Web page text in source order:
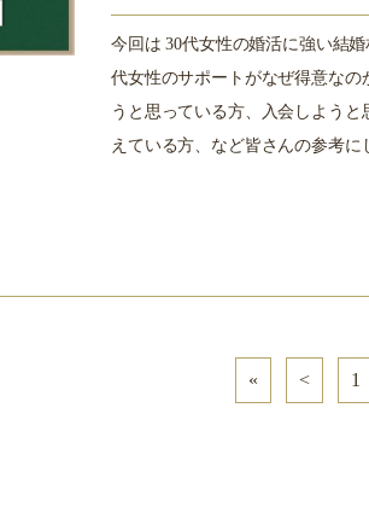
今回は 30代女性の婚活に強い結
代女性のサポートがなぜ得意な
うと思っている方、入会しよう
えている方、など皆さんの参考
« < 1